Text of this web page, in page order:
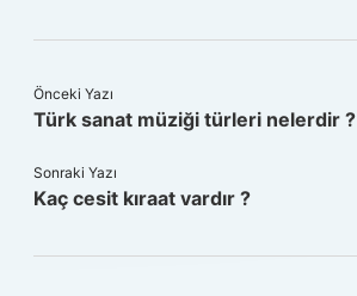
Önceki Yazı
Türk sanat müziği türleri nelerdir ?
Sonraki Yazı
Kaç cesit kıraat vardır ?